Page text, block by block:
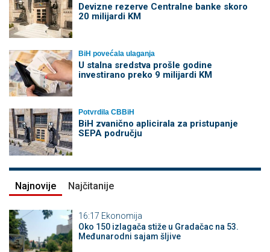
Devizne rezerve Centralne banke skoro
20 milijardi KM
BiH povećala ulaganja
U stalna sredstva prošle godine
investirano preko 9 milijardi KM
Potvrdila CBBiH
BiH zvanično aplicirala za pristupanje
SEPA području
Najnovije Najčitanije
16:17 Ekonomija
Oko 150 izlagača stiže u Gradačac na 53.
Međunarodni sajam šljive